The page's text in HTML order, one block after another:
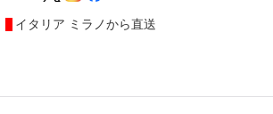
イタリア ミラノから直送